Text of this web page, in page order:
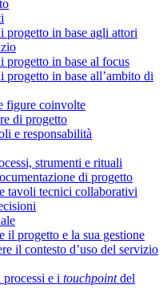
progetto in base agli attori
progetto in base al focus
in base all’ambito di
figure coinvolte
di progetto
e responsabilità
strumenti e rituali
di progetto
tavoli tecnici collaborativi
il progetto e la sua gestione
il contesto d’uso del servizio
e i touchpointdel